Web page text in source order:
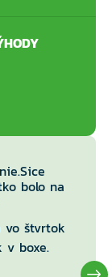
bolo na
vo štvrtok
v boxe.